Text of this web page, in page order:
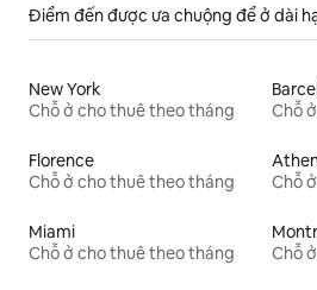
Điểm đến được ưa chuộng để ở dài
New York
Chỗ ở cho thuê theo tháng
Chỗ
Florence
Chỗ ở cho thuê theo tháng
Chỗ
Miami
Chỗ ở cho thuê theo tháng
Chỗ